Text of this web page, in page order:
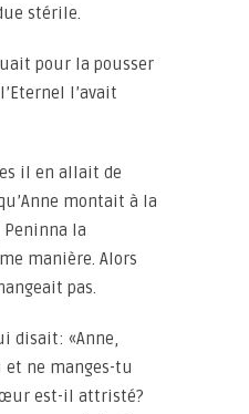
stérile.
pour la pousser
l’avait
il en allait de
montait à la
Peninna la
manière. Alors
pas.
disait: «Anne,
ne manges-tu
est-il attristé?